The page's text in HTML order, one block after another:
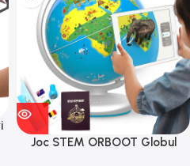
Joc STEM ORBOOT Globul